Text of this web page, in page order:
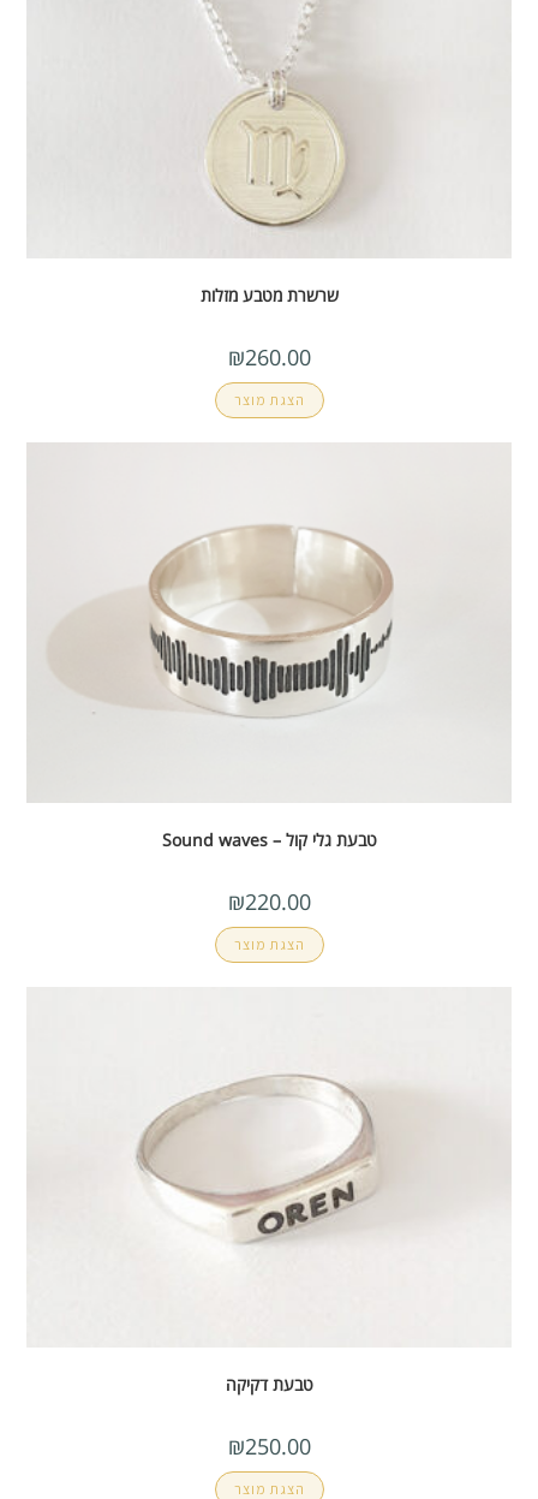
שרשרת מטבע מזלות
₪260.00
הצגת מוצר
טבעת גלי קול – Sound waves
₪220.00
הצגת מוצר
טבעת דקיקה
₪250.00
הצגת מוצר